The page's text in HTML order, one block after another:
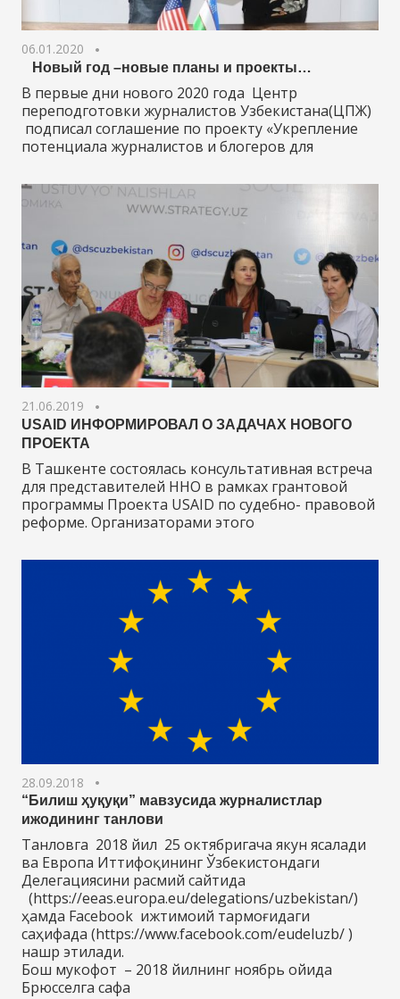
06.01.2020
Новый год –новые планы и проекты…
В первые дни нового 2020 года Центр
переподготовки журналистов Узбекистана(ЦПЖ)
подписал соглашение по проекту «Укрепление
потенциала журналистов и блогеров для
21.06.2019
USAID ИНФОРМИРОВАЛ О ЗАДАЧАХ НОВОГО
ПРОЕКТА
В Ташкенте состоялась консультативная встреча
для представителей ННО в рамках грантовой
программы Проекта USAID по судебно- правовой
реформе. Организаторами этого
28.09.2018
“Билиш ҳуқуқи” мавзусида журналистлар
ижодининг танлови
Танловга 2018 йил 25 октябригача якун ясалади
ва Европа Иттифоқининг Ўзбекистондаги
Делегациясини расмий сайтида
(https://eeas.europa.eu/delegations/uzbekistan/)
ҳамда Facebook ижтимоий тармоғидаги
саҳифада (https://www.facebook.com/eudeluzb/ )
нашр этилади.
Бош мукофот – 2018 йилнинг ноябрь ойида
Брюсселга сафа